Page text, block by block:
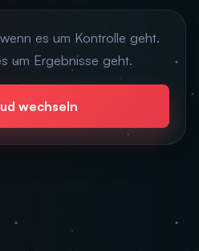
wenn es um Kontrolle geht.
um Ergebnisse geht.
wechseln